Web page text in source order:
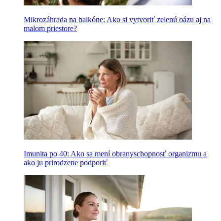
Mikrozáhrada na balkóne: Ako si vytvoriť zelenú oázu aj na
malom priestore?
Imunita po 40: Ako sa mení obranyschopnosť organizmu a
ako ju prirodzene podporiť